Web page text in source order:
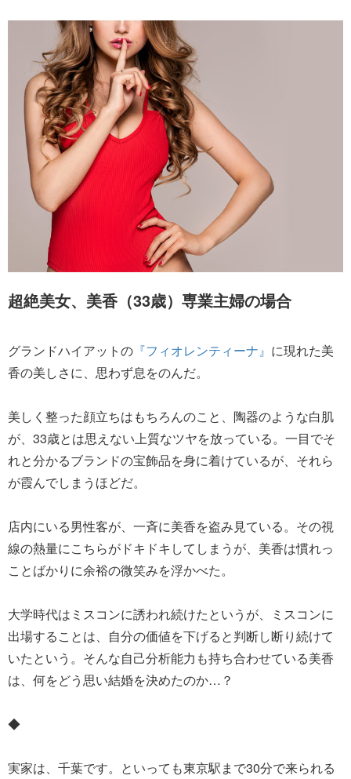
超絶美女、美香（33歳）専業主婦の場合
グランドハイアットの 『フィオレンティーナ』 に現れた美
香の美しさに、思わず息をのんだ。
美しく整った顔立ちはもちろんのこと、陶器のような白肌
が、33歳とは思えない上質なツヤを放っている。一目でそ
れと分かるブランドの宝飾品を身に着けているが、それら
が霞んでしまうほどだ。
店内にいる男性客が、一斉に美香を盗み見ている。その視
線の熱量にこちらがドキドキしてしまうが、美香は慣れっ
ことばかりに余裕の微笑みを浮かべた。
大学時代はミスコンに誘われ続けたというが、ミスコンに
出場することは、自分の価値を下げると判断し断り続けて
いたという。そんな自己分析能力も持ち合わせている美香
は、何をどう思い結婚を決めたのか…？
◆
実家は、千葉です。といっても東京駅まで30分で来られる